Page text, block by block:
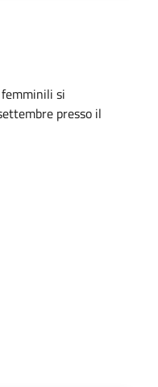
si
presso il